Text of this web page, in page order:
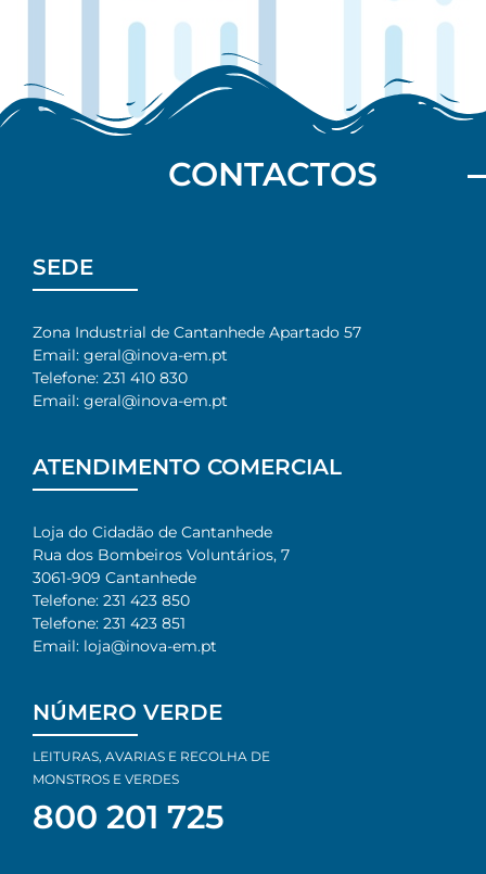
CONTACTOS
SEDE
Zona Industrial de Cantanhede Apartado 57
Email: geral@inova-em.pt
Telefone: 231 410 830
Email: geral@inova-em.pt
ATENDIMENTO COMERCIAL
Loja do Cidadão de Cantanhede
Rua dos Bombeiros Voluntários, 7​
3061-909 Cantanhede​
Telefone: 231 423 850​
Telefone: 231 423 851​
Email: loja@inova-em.pt​
NÚMERO VERDE
LEITURAS, AVARIAS E RECOLHA DE
MONSTROS E VERDES
800 201 725